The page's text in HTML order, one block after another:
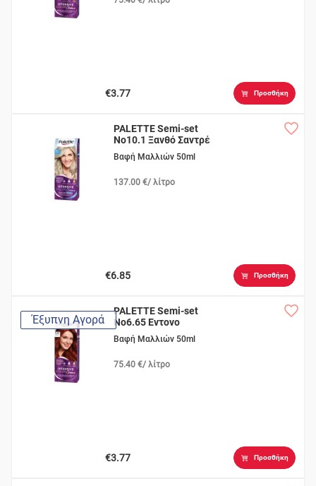
€3.77 Προσθήκη
PALETTE Semi-set
Νο10.1 Ξανθό Σαντρέ
Βαφή Μαλλιών 50ml
137.00 €/ λίτρο
€6.85 Προσθήκη
Έξυπνη Αγορά
PALETTE Semi-set
Νο6.65 Εντονο
Κόκκινο
Βαφή Μαλλιών 50ml
75.40 €/ λίτρο
€3.77 Προσθήκη